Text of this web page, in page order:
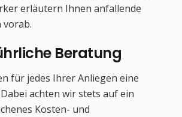
erläutern Ihnen anfallende
vorab.
Beratung
für jedes Ihrer Anliegen eine
achten wir stets auf ein
Kosten- und